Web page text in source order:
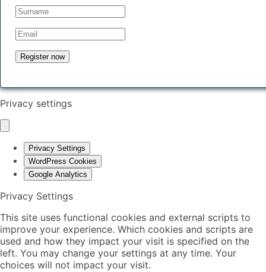
Privacy settings
Privacy Settings
WordPress Cookies
Google Analytics
Privacy Settings
This site uses functional cookies and external scripts to
improve your experience. Which cookies and scripts are
used and how they impact your visit is specified on the
left. You may change your settings at any time. Your
choices will not impact your visit.